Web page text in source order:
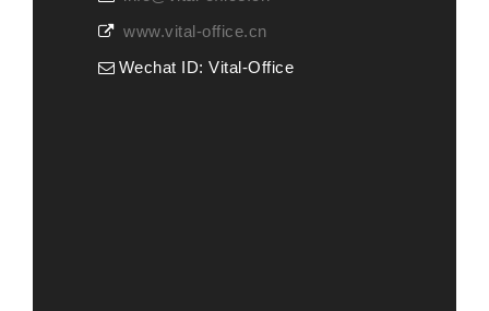
www.vital-office.cn
Wechat ID: Vital-Office